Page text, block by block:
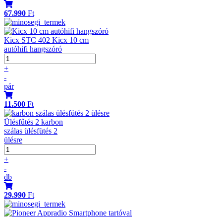
67.990 Ft
Kicx STC 402 Kicx 10 cm
autóhifi hangszóró
+
-
pár
11.500 Ft
Ülésfűtés 2 karbon
szálas ülésfütés 2
ülésre
+
-
db
29.990 Ft